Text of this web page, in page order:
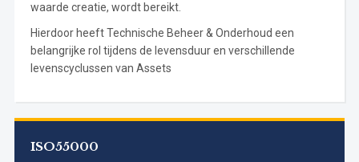
waarde creatie, wordt bereikt.
Hierdoor heeft Technische Beheer & Onderhoud een
belangrijke rol tijdens de levensduur en verschillende
levenscyclussen van Assets
ISO55000